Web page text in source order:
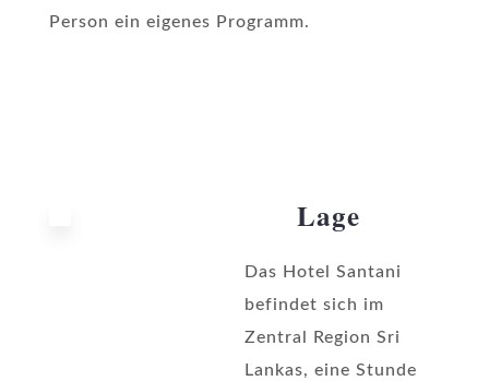
Person ein eigenes Programm.
Lage
Das Hotel Santani
befindet sich im
Zentral Region Sri
Lankas, eine Stunde